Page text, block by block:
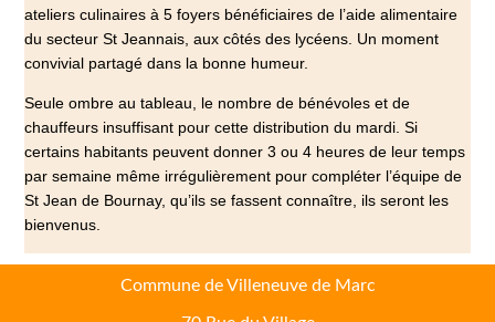
ateliers culinaires à 5 foyers bénéficiaires de l’aide alimentaire
du secteur St Jeannais, aux côtés des lycéens. Un moment
convivial partagé dans la bonne humeur.
Seule ombre au tableau, le nombre de bénévoles et de
chauffeurs insuffisant pour cette distribution du mardi. Si
certains habitants peuvent donner 3 ou 4 heures de leur temps
par semaine même irrégulièrement pour compléter l’équipe de
St Jean de Bournay, qu’ils se fassent connaître, ils seront les
bienvenus.
Commune de Villeneuve de Marc